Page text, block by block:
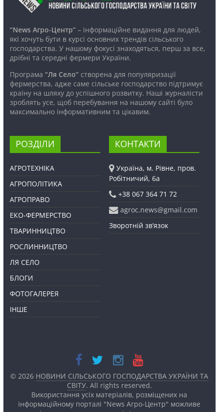
“News Агро-Центр”– інформаційне видання для людей,
які хочуть бути в курсі основних трендів сільського
господарства. У нашому фокусі знаходяться, перш за все,
дрібні та середні фермери України.
Програма “Ля Село”створена для популяризації
фермерства, адже саме сільське господарство підтримує
країну на шляху до успішного розвитку. Наші журналісти
зроблять усе, щоб перебування на нашому сайті було
максимально інформативним та цікавим.
РОЗДІЛИ
АГРОТЕХНІКА
АГРОПОЛІТИКА
АГРОПРАВО
ЕКО-ФЕРМЕРСТВО
ТВАРИННИЦТВО
РОСЛИННИЦТВО
ЛЯ СЕЛО
БЛОГИ
ФОТОГАЛЕРЕЯ
ІНШЕ
КОНТАКТИ
Україна, м. Рівне, пров.
Робітничий, 6а
+38 067 364 71 72
agroc.news@gmail.com
Зворотній зв’язок
© 2026 НОВИНИ СІЛЬСЬКОГО ГОСПОДАРСТВА УКРАЇНИ ТА
СВІТУ. All rights reserved.
Використання усіх матеріалів, розміщених на
інформаційному порталі "News Агро-Центр" можливе